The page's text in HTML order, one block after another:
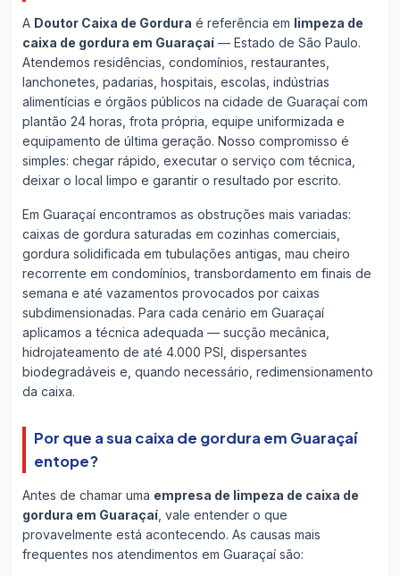
A Doutor Caixa de Gordura é referência em limpeza de
caixa de gordura em Guaraçaí— Estado de São Paulo.
Atendemos residências, condomínios, restaurantes,
lanchonetes, padarias, hospitais, escolas, indústrias
alimentícias e órgãos públicos na cidade de Guaraçaí com
plantão 24 horas, frota própria, equipe uniformizada e
equipamento de última geração. Nosso compromisso é
simples: chegar rápido, executar o serviço com técnica,
deixar o local limpo e garantir o resultado por escrito.
Em Guaraçaí encontramos as obstruções mais variadas:
caixas de gordura saturadas em cozinhas comerciais,
gordura solidificada em tubulações antigas, mau cheiro
recorrente em condomínios, transbordamento em finais de
semana e até vazamentos provocados por caixas
subdimensionadas. Para cada cenário em Guaraçaí
aplicamos a técnica adequada — sucção mecânica,
hidrojateamento de até 4.000 PSI, dispersantes
biodegradáveis e, quando necessário, redimensionamento
da caixa.
Por que a sua caixa de gordura em Guaraçaí
entope?
Antes de chamar uma empresa de limpeza de caixa de
gordura em Guaraçaí, vale entender o que
provavelmente está acontecendo. As causas mais
frequentes nos atendimentos em Guaraçaí são: